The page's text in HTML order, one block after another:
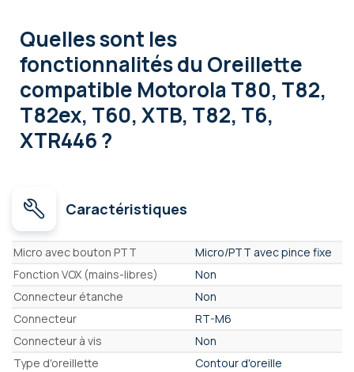
Quelles sont les
fonctionnalitésdu Oreillette
compatible Motorola T80, T82,
T82ex, T60, XTB, T82, T6,
XTR446 ?
Caractéristiques
Caractéristiques
Micro avec bouton PTT
Micro/PTT avec pince fixe
Fonction VOX (mains-libres)
Non
Connecteur étanche
Non
Connecteur
RT-M6
Connecteur à vis
Non
Type d'oreillette
Contour d'oreille